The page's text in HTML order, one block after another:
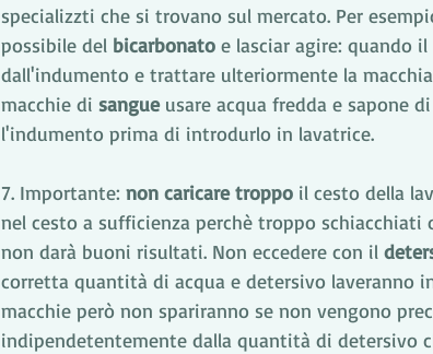
specializzti che si trovano sul mercato. Per
possibile del bicarbonato e lasciar agire: quando
dall'indumento e trattare ulteriormente la
macchie di sangue usare acqua fredda e sapone
l'indumento prima di introdurlo in lavatrice.
7. Importante: non caricare troppo il cesto della
nel cesto a sufficienza perchè troppo
non darà buoni risultati. Non eccedere con il
corretta quantità di acqua e detersivo laveranno
macchie però non spariranno se non vengono
indipendetentemente dalla quantità di detersivo